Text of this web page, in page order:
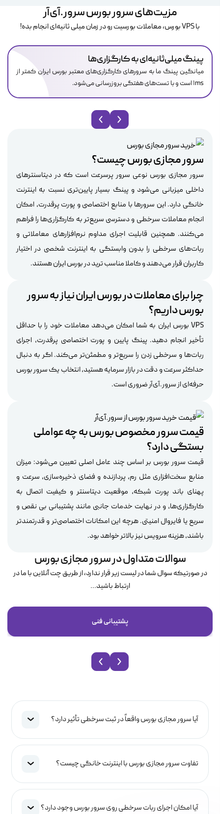
مزیت‌های سرور بورس سرور.آی‌آر
با VPS بورس، معاملات بورسیت رو در زمان میلی ثانیه‌ای انجام بده!
پینگ میلی‌ثانیه‌ای به کارگزاری‌ها
میانگین پینگ ما به سرورهای کارگزاری‌های معتبر بورس ایران کمتر از
۱ms است و با تست‌های هفتگی بروزرسانی می‌شود.
سرور مجازی بورس چیست؟
سرور مجازی بورس نوعی سرور پرسرعت است که در دیتاسنترهای
داخلی میزبانی می‌شود و پینگ بسیار پایین‌تری نسبت به اینترنت
خانگی دارد. این سرورها با منابع اختصاصی و پورت پرقدرت، امکان
انجام معاملات سرخطی و دسترسی سریع‌تر به کارگزاری‌ها را فراهم
می‌کنند. همچنین قابلیت اجرای مداوم نرم‌افزارهای معاملاتی و
ربات‌های سرخطی را بدون وابستگی به اینترنت شخصی در اختیار
کاربران قرار می‌دهند و کاملا مناسب ترید در بورس ایران هستند.
چرا برای معاملات در بورس ایران نیاز به سرور
بورس داریم؟
VPS بورس ایران به شما امکان می‌دهد معاملات خود را با حداقل
تأخیر انجام دهید. پینگ پایین و پورت اختصاصی پرقدرت، اجرای
ربات‌ها و سرخطی زدن را سریع‌تر و مطمئن‌تر می‌کند. اگر به دنبال
حداکثر سرعت و دقت در بازار سرمایه هستید، انتخاب یک سرور بورس
حرفه‌ای از سرور.آی‌آر ضروری است.
قیمت سرور مخصوص بورس به چه عواملی
بستگی دارد؟
قیمت سرور بورس بر اساس چند عامل اصلی تعیین می‌شود: میزان
منابع سخت‌افزاری مثل رم، پردازنده و فضای ذخیره‌سازی، سرعت و
پهنای باند پورت شبکه، موقعیت دیتاسنتر و کیفیت اتصال به
کارگزاری‌ها، و در نهایت خدمات جانبی مانند پشتیبانی بی نقص و
سریع یا فایروال امنیتی. هرچه این امکانات اختصاصی‌تر و قدرتمندتر
باشند، هزینه سرویس نیز بالاتر خواهد بود.
سوالات متداول در سرور مجازی بورس
در صورتیکه سوال شما در لیست زیر قرار ندارد، از طریق چت آنلاین با ما در
ارتباط باشید...
پشتیبانی فنی
آیا سرور مجازی بورس واقعاً در ثبت سرخطی تأثیر دارد؟
تفاوت سرور مجازی بورس با اینترنت خانگی چیست؟
آیا امکان اجرای ربات سرخطی روی سرور بورس وجود دارد؟